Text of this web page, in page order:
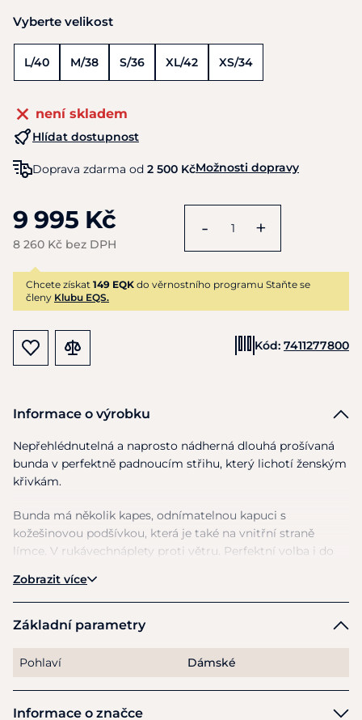
Vyberte velikost
L/40 M/38 S/36 XL/42 XS/34
není skladem
Hlídat dostupnost
Doprava zdarma od 2 500 KčMožnosti dopravy
9 995 Kč
8 260 Kč bez DPH
- +
Chcete získat 149 EQK do věrnostního programu Staňte se
členy Klubu EQS.
Kód: 7411277800
Informace o výrobku
Nepřehlédnutelná a naprosto nádherná dlouhá prošívaná
bunda v perfektně padnoucím střihu, který lichotí ženským
křivkám.
Bunda má několik kapes, odnímatelnou kapuci s
kožešinovou podšívkou, která je také na vnitřní straně
límce. V rukávechnáplety proti větru. Perfektní volba i do
Oboustranný zipsehodí zejména při sezení, kdyjemožnost
sepohodlněji usadit, díky rozepnutí zipu
Materiál:
Údržba:Lze prátvpračce při 30°C, nesmí být ošetřeno
aviváží nebo chemicky.
Zobrazit více
Základní parametry
Pohlaví Dámské
Informace o značce